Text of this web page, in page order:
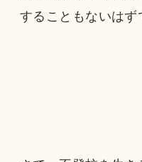
することもないはず